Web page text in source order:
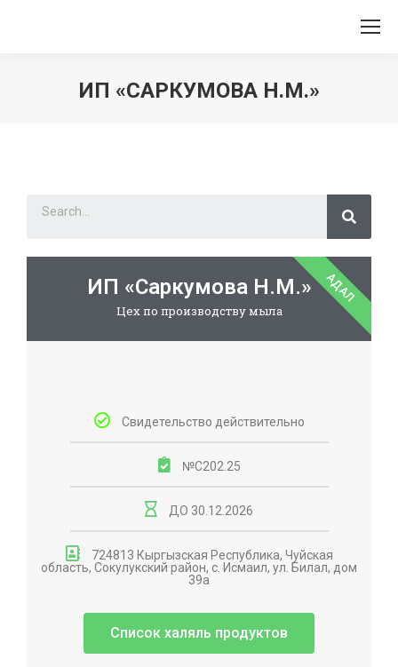
ИП «САРКУМОВА Н.М.»
ИП «Саркумова Н.М.»
Цех по производству мыла
Свидетельство действительно
№С202.25
ДО 30.12.2026
724813 Кыргызская Республика, Чуйская
область, Сокулукский район, с. Исмаил, ул. Билал, дом
39а
Список халяль продуктов
АДАЛ